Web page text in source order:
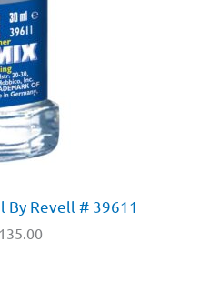
By Revell # 39611
135.00